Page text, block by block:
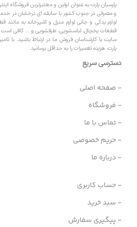
پارسیان پارت به عنوان اولین و معتبرترین فروشگاه
و مصرفی در جنوب کشور با سابقه ای درخشان در
لوازم یدکی و جانی لوازم منزل و آشپزخانه به مانند
قطعات یخچال، لباسشویی، ظرفشویی و … کافی است
سایت با کارشناسان فروش ما در ارتباط باشید. با
پارت، هزینه تعمیرات را به حداقل برسانید.
دسترسی سریع
- صفحه اصلی
- فروشگاه
- تماس با ما
- حریم خصوصی
- درباره ما
- حساب کاربری
- سبد خرید
- پیگیری سفارش